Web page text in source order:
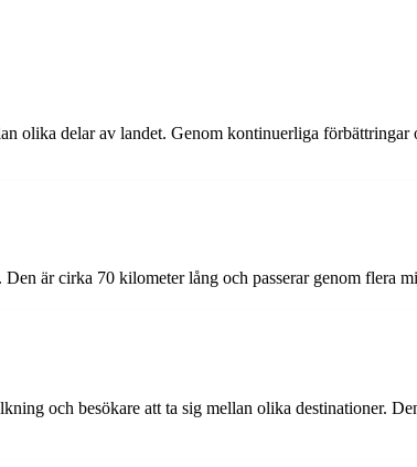
olika delar av landet. Genom kontinuerliga förbättringar
är cirka 70 kilometer lång och passerar genom flera
och besökare att ta sig mellan olika destinationer.